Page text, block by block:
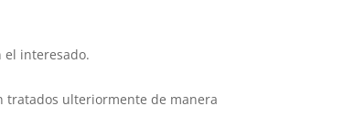
el interesado.
tratados ulteriormente de manera